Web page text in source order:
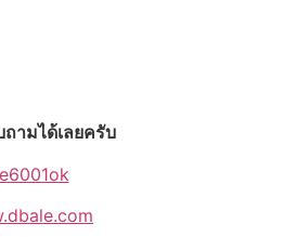
ามได้เลยครับ